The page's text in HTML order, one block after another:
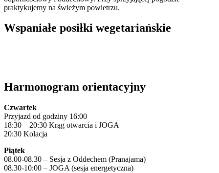
praktykujemy na świeżym powietrzu.
Wspaniałe posiłki wegetariańskie
Harmonogram orientacyjny
Czwartek
Przyjazd od godziny 16:00
18:30 – 20:30 Krąg otwarcia i JOGA
20:30 Kolacja
Piątek
08.00-08.30 – Sesja z Oddechem (Pranajama)
08.30-10:00 – JOGA (sesja energetyczna)